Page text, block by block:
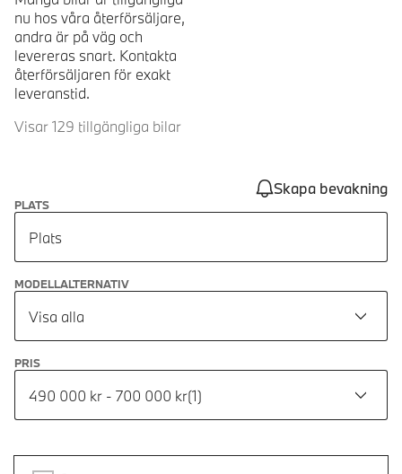
nu hos våra återförsäljare,
andra är på väg och
levereras snart. Kontakta
återförsäljaren för exakt
leveranstid.
Visar 129 tillgängliga bilar
Skapa bevakning
PLATS
Plats
MODELLALTERNATIV
Visa alla
PRIS
490 000 kr - 700 000 kr(1)